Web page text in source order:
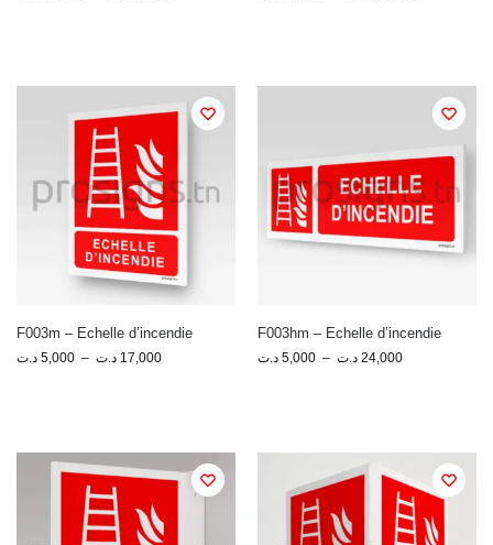
F003m – Echelle d’incendie
5,000 د.ت – 17,000 د.ت
F003hm – Echelle d’incendie
5,000 د.ت – 24,000 د.ت